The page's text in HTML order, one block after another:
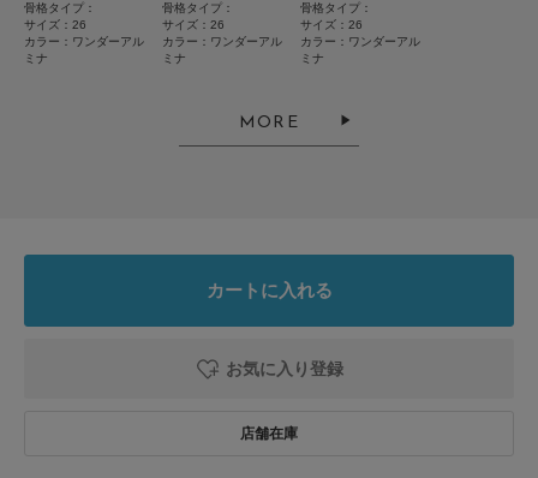
お買い物リストの管理にぜひご利用ください。
骨格タイプ：
サイズ：26
カラー：ワンダーアル
ミナ
骨格タイプ：
サイズ：26
カラー：ワンダーアル
ミナ
骨格タイプ：
サイズ：26
カラー：ワンダーアル
ミナ
MORE
カートに入れる
お気に入り登録